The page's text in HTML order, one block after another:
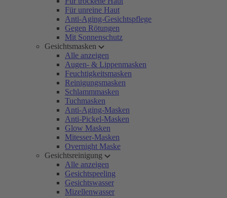
Für unreine Haut
Anti-Aging-Gesichtspflege
Gegen Rötungen
Mit Sonnenschutz
Gesichtsmasken
Alle anzeigen
Augen- & Lippenmasken
Feuchtigkeitsmasken
Reinigungsmasken
Schlammmasken
Tuchmasken
Anti-Aging-Masken
Anti-Pickel-Masken
Glow Masken
Mitesser-Masken
Overnight Maske
Gesichtsreinigung
Alle anzeigen
Gesichtspeeling
Gesichtswasser
Mizellenwasser